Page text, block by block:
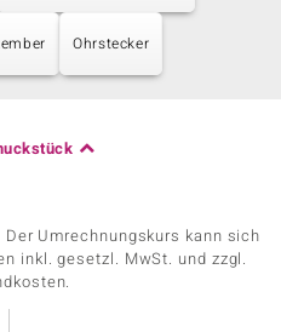
Ohrstecker
Umrechnungskurs kann sich
inkl. gesetzl. MwSt. und zzgl.